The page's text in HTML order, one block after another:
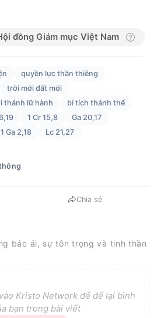
đồng Giám mục Việt Nam
quyền lực thần thiêng
trời mới đất mới
thánh lữ hành
bí tích thánh thể
1 Cr 15,8
Ga 20,17
1 Ga 2,18 Lc 21,27
Chia sẻ
bác ái, sự tôn trọng và tinh thần
Kristo Network để để lại bình
bạn trong bài viết